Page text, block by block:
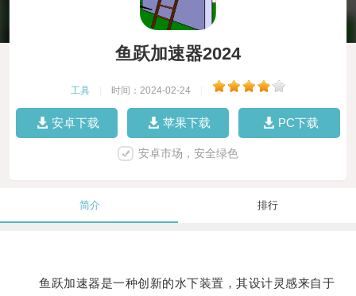
鱼跃加速器2024
工具 时间：2024-02-24
安卓下载 苹果下载 PC下载
安卓市场，安全绿色
简介 排行
鱼跃加速器是一种创新的水下装置，其设计灵感来自于